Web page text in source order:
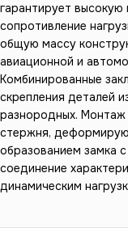
гарантирует высокую
сопротивление
общую массу
авиационной и
Комбинированные
скрепления деталей
разнородных. Монтаж
стержня,
образованием замка
соединение
динамическим